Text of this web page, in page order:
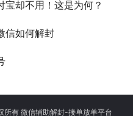
却不用！这是为何？
信如何解封
有 微信辅助解封-接单放单平台